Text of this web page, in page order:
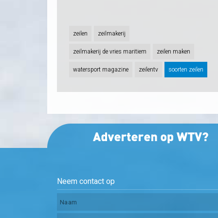
zeilen zeilmakerij
zeilmakerij de vries maritiem zeilen maken
watersport magazine zeilentv soorten zeilen
Neem contact op